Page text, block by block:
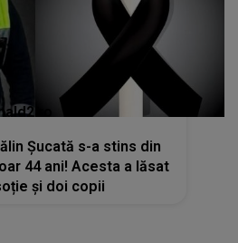
Șucată s-a stins din
44 ani! Acesta a lăsat
și doi copii